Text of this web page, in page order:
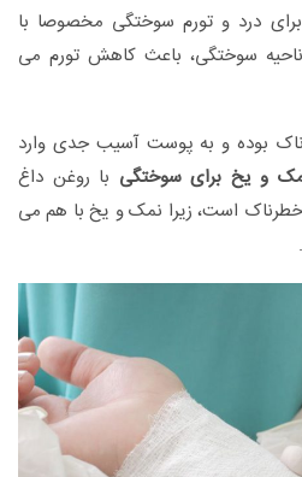
درد و تورم سوختگی مخصوصا با
سوختگی، باعث کاهش تورم می
بوده و به پوست آسیب جدی وارد
و یخ برای سوختگی با روغن داغ
است، زیرا نمک و یخ با هم می